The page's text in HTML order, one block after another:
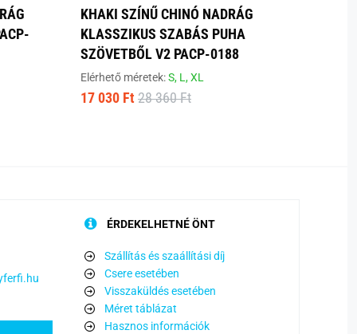
KHAKI SZÍNŰ CHINÓ NADRÁG
KLASSZIKUS SZABÁS PUHA
SZÖVETBŐL V2 PACP-0188
Elérhető méretek:S, L,XL
17 030 Ft 28 360 Ft
ÉRDEKELHETNÉ ÖNT
Szállítás és szaállítási díj
Csere esetében
Visszaküldés esetében
Méret táblázat
Hasznos információk